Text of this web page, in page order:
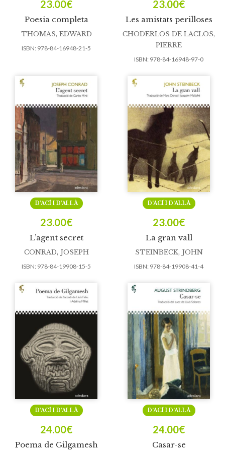
Poesia completa
23.00€
THOMAS, EDWARD
ISBN: 978-84-16948-21-5
Les amistats perilloses
23.00€
CHODERLOS DE LACLOS,
PIERRE
ISBN: 978-84-16948-97-0
L’agent secret
D’ACÍ I D’ALLÀ
23.00€
CONRAD, JOSEPH
ISBN: 978-84-19908-15-5
La gran vall
D’ACÍ I D’ALLÀ
23.00€
STEINBECK, JOHN
ISBN: 978-84-19908-41-4
Poema de Gilgamesh
D’ACÍ I D’ALLÀ
24.00€
Casar-se
D’ACÍ I D’ALLÀ
24.00€